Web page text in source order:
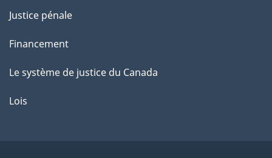
Justice pénale
Financement
Le système de justice du Canada
Lois